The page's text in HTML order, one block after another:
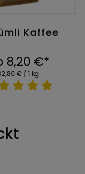
Kaffee
8,20 €*
€ / 1 kg